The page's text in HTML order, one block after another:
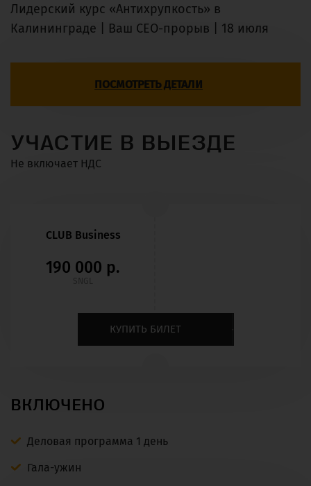
Лидерский курс «Антихрупкость» в
Калининграде | Ваш CEO-прорыв | 18 июля
ПОСМОТРЕТЬ ДЕТАЛИ
УЧАСТИЕ В ВЫЕЗДЕ
Не включает НДС
CLUB Business
190 000 р.
КУПИТЬ БИЛЕТ
ВКЛЮЧЕНО
Деловая программа 1 день
Гала-ужин